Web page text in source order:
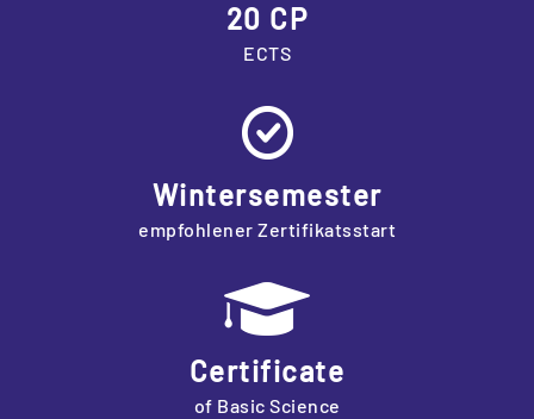
20 CP
ECTS
Wintersemester
empfohlener Zertifikatsstart
Certificate
of Basic Science